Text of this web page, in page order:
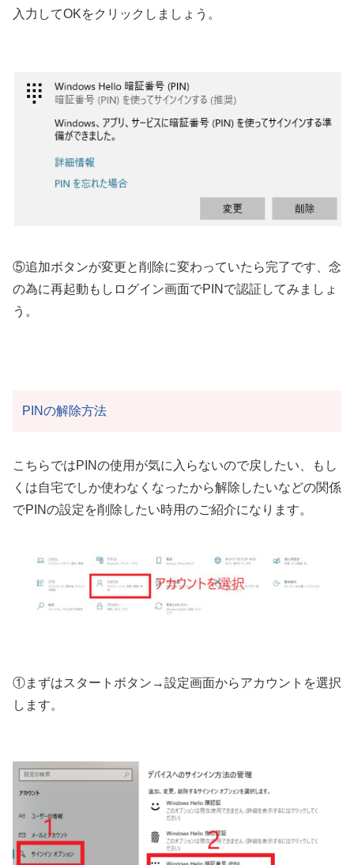
入力してOKをクリックしましょう。
⑤追加ボタンが変更と削除に変わっていたら完了です、念
の為に再起動もしログイン画面でPINで認証してみましょ
う。
PINの解除方法
こちらではPINの使用が気に入らないので戻したい、もし
くは自宅でしか使わなくなったから解除したいなどの関係
でPINの設定を削除したい時用のご紹介になります。
①まずはスタートボタン→設定画面からアカウントを選択
します。